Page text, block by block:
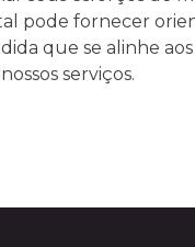
pode fornecer
que se alinhe
serviços.